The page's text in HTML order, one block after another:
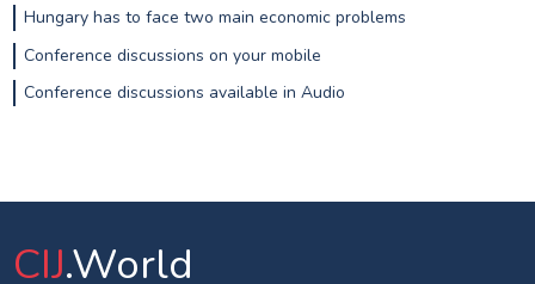
Hungary has to face two main economic problems
Conference discussions on your mobile
Conference discussions available in Audio
CIJ.World